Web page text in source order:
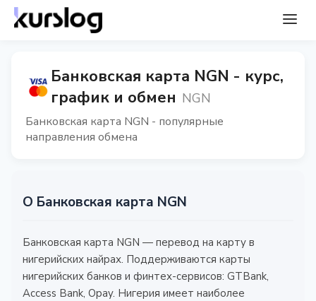
Банковская карта NGN - курс,
график и обмен NGN
Банковская карта NGN - популярные
направления обмена
О Банковская карта NGN
Банковская карта NGN — перевод на карту в
нигерийских найрах. Поддерживаются карты
нигерийских банков и финтех-сервисов: GTBank,
Access Bank, Opay. Нигерия имеет наиболее